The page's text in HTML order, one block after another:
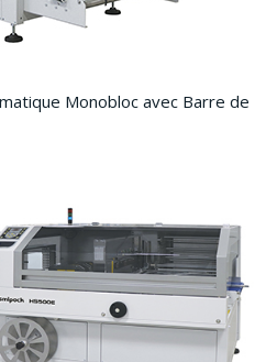
Monobloc avec Barre de